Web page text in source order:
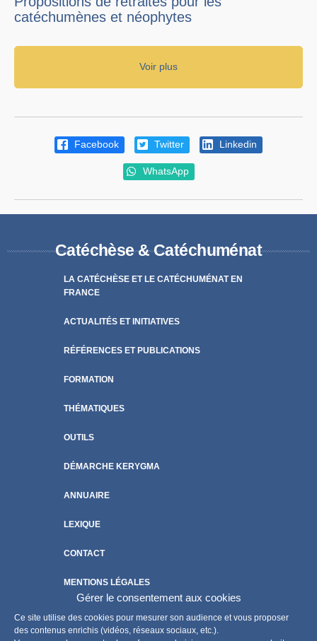
Gérer le consentement aux cookies
Ce site utilise des cookies pour mesurer son audience et vous proposer
des contenus enrichis (vidéos, réseaux sociaux, etc.).
catéchumènes et néophytes
Voir plus
Facebook Twitter Linkedin
WhatsApp
Catéchèse & Catéchuménat
LA CATÉCHÈSE ET LE CATÉCHUMÉNAT EN
FRANCE
ACTUALITÉS ET INITIATIVES
RÉFÉRENCES ET PUBLICATIONS
FORMATION
THÉMATIQUES
OUTILS
DÉMARCHE KERYGMA
ANNUAIRE
LEXIQUE
CONTACT
MENTIONS LÉGALES